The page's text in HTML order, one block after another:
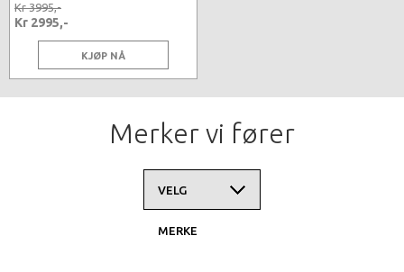
Kr 3995,-
Kr 2995,-
KJØP NÅ
Merker vi fører
VELG
MERKE